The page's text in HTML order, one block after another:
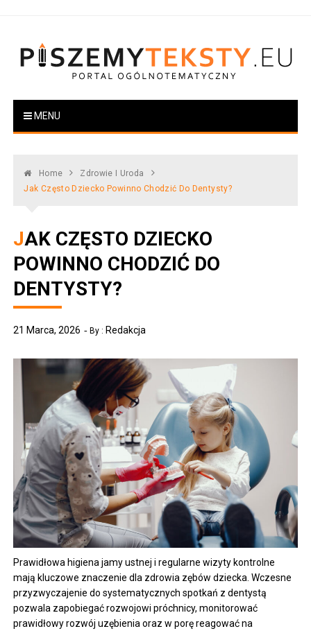
PiszemyTeksty.pl
Portal ogólnotematyczny
MENU
Home
Zdrowie I Uroda
Jak Często Dziecko Powinno Chodzić Do Dentysty?
JAK CZĘSTO DZIECKO
POWINNO CHODZIĆ DO
DENTYSTY?
21 Marca, 2026 By : Redakcja
Prawidłowa higiena jamy ustnej i regularne wizyty kontrolne
mają kluczowe znaczenie dla zdrowia zębów dziecka. Wczesne
przyzwyczajenie do systematycznych spotkań z dentystą
pozwala zapobiegać rozwojowi próchnicy, monitorować
prawidłowy rozwój uzębienia oraz w porę reagować na